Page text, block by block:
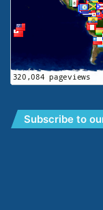
Subscribe to